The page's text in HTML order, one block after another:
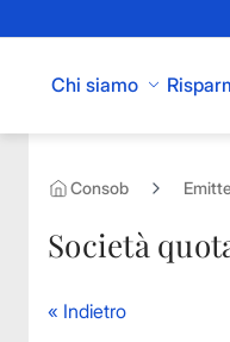
Chi siamo
Consob
Società
« Indietro